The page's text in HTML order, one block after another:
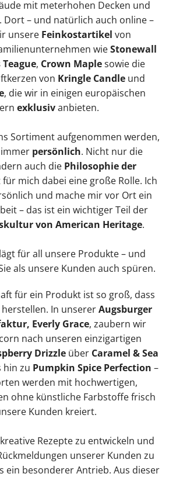
mit meterhohen Decken und
Dort – und natürlich auch online –
unsere Feinkostartikel von
wieStonewall
, Crown Maplesowie die
von Kringle Candle und
, die wir in einigen europäischen
exklusivanbieten.
Sortiment aufgenommen werden,
persönlich. Nicht nur die
auch die Philosophie der
mich dabei eine große Rolle. Ich
und mache mir vor Ort ein
– das ist ein wichtiger Teil der
von American Heritage.
für all unsere Produkte – und
als unsere Kunden auch spüren.
für ein Produkt ist so groß, dass
In unsererAugsburger
Everly Grace, zaubern wir
nach unseren einzigartigen
Drizzleüber Caramel & Sea
hin zu Pumpkin Spice Perfection –
werden mit hochwertigen,
ohne künstliche Farbstoffe frisch
Kunden kreiert.
Rezepte zu entwickeln und
unserer Kunden zu
ein besonderer Antrieb. Aus dieser